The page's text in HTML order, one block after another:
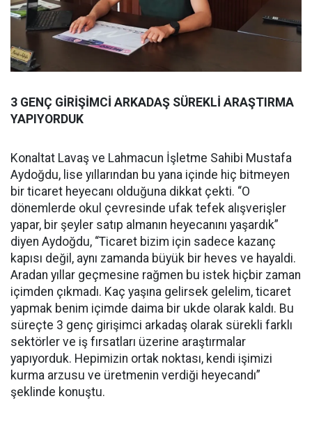
3 GENÇ GİRİŞİMCİ ARKADAŞ SÜREKLİ ARAŞTIRMA
YAPIYORDUK
Konaltat Lavaş ve Lahmacun İşletme Sahibi Mustafa
Aydoğdu, lise yıllarından bu yana içinde hiç bitmeyen
bir ticaret heyecanı olduğuna dikkat çekti. “O
dönemlerde okul çevresinde ufak tefek alışverişler
yapar, bir şeyler satıp almanın heyecanını yaşardık”
diyen Aydoğdu, “Ticaret bizim için sadece kazanç
kapısı değil, aynı zamanda büyük bir heves ve hayaldi.
Aradan yıllar geçmesine rağmen bu istek hiçbir zaman
içimden çıkmadı. Kaç yaşına gelirsek gelelim, ticaret
yapmak benim içimde daima bir ukde olarak kaldı. Bu
süreçte 3 genç girişimci arkadaş olarak sürekli farklı
sektörler ve iş fırsatları üzerine araştırmalar
yapıyorduk. Hepimizin ortak noktası, kendi işimizi
kurma arzusu ve üretmenin verdiği heyecandı”
şeklinde konuştu.